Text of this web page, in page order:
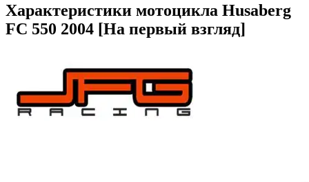
Характеристики мотоцикла Husaberg
FC 550 2004 [На первый взгляд]